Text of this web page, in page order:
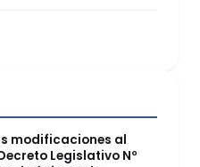
modificaciones al
Legislativo Nº